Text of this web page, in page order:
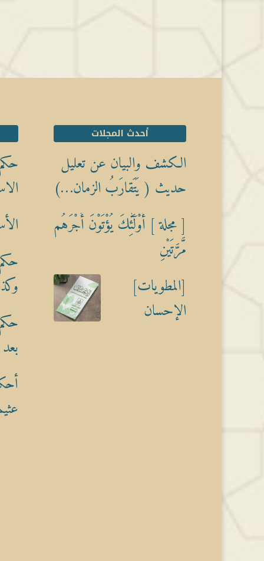
أحدث المجلات
الكشف والبيان عن تعليل
حديث ( يَتَقارَبُ الزمان…)
[ مجلة ] أُوْلَٰٓئِكَ يُؤْتَوْنَ أَجْرَهُم
مَّرَّتَيْنِ
[المطويات]
الإحسان